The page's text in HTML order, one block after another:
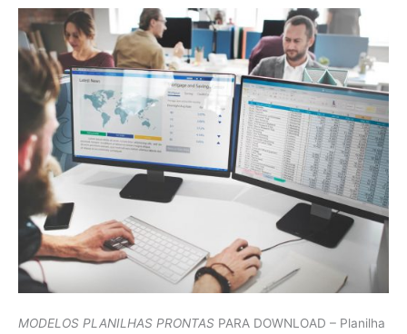
MODELOS PLANILHAS PRONTAS PARA DOWNLOAD – Planilha